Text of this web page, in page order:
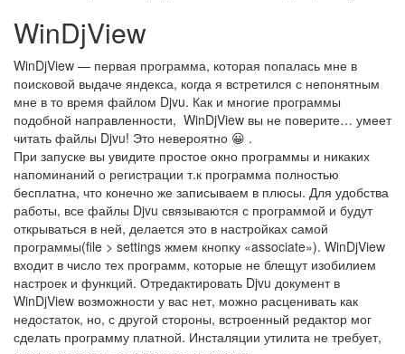
WinDjView
WinDjView — первая программа, которая попалась мне в
поисковой выдаче яндекса, когда я встретился с непонятным
мне в то время файлом Djvu. Как и многие программы
подобной направленности, WinDjView вы не поверите… умеет
читать файлы Djvu! Это невероятно 😀 .
При запуске вы увидите простое окно программы и никаких
напоминаний о регистрации т.к программа полностью
бесплатна, что конечно же записываем в плюсы. Для удобства
работы, все файлы Djvu связываются с программой и будут
открываться в ней, делается это в настройках самой
программы(file > settings жмем кнопку «associate»). WinDjView
входит в число тех программ, которые не блещут изобилием
настроек и функций. Отредактировать Djvu документ в
WinDjView возможности у вас нет, можно расценивать как
недостаток, но, с другой стороны, встроенный редактор мог
сделать программу платной. Инсталяции утилита не требует,